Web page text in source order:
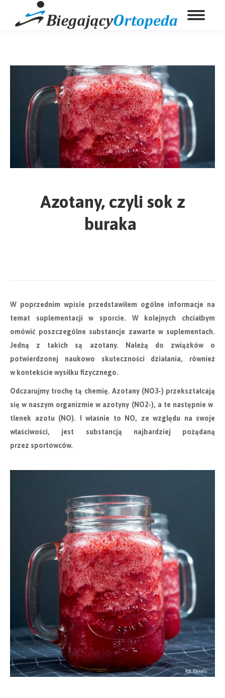
Azotany, czyli sok z
buraka
W poprzednim wpisie przedstawiłem ogólne informacje na
temat suplementacji w sporcie. W kolejnych chciałbym
omówić poszczególne substancje zawarte w suplementach.
Jedną z takich są azotany. Należą do związków o
potwierdzonej naukowo skuteczności działania, również
w kontekście wysiłku fizycznego.
Odczarujmy trochę tą chemię.​ Azotany (NO3-) przekształcają
się w naszym organizmie w azotyny (NO2-), a te następnie w ​
tlenek azotu (NO)​. I właśnie to NO, ze względu na swoje
właściwości, jest substancją najbardziej pożądaną
przez sportowców.
fot. Pexels